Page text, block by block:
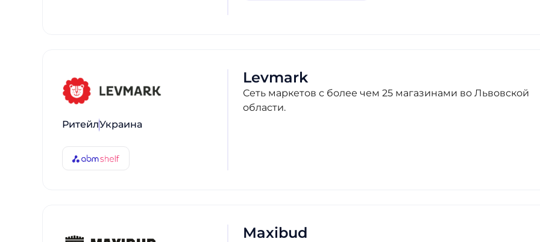
РитейлУкраина
Levmark
Сеть маркетов с более чем 25 магазинами во Львовской
области.
Maxibud